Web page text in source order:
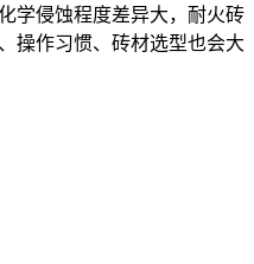
学侵蚀程度差异大，耐火砖
操作习惯、砖材选型也会大